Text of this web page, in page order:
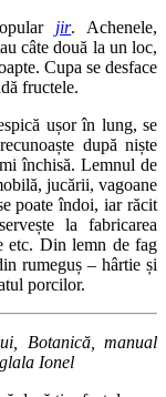
jir. Achenele,
câte două la un loc,
Cupa se desface
fructele.
ușor în lung, se
după niște
închisă. Lemnul de
jucării, vagoane
poate îndoi, iar răcit
la fabricarea
etc. Din lemn de fag
rumeguș – hârtie și
porcilor.
Botanică, manual
Ionel